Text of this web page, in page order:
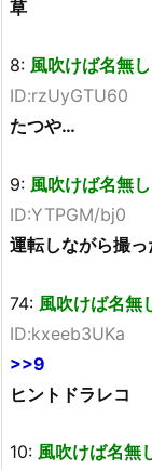
草
8: 風吹けば名無し
ID:rzUyGTU60
たつや…
9: 風吹けば名無し
ID:YTPGM/bj0
運転しながら撮っ
74: 風吹けば名無
ID:kxeeb3UKa
>>9
ヒントドラレコ
10: 風吹けば名無